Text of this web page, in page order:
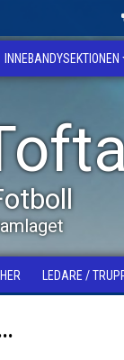
INNEBANDYSEKTIONEN
LEDARE /